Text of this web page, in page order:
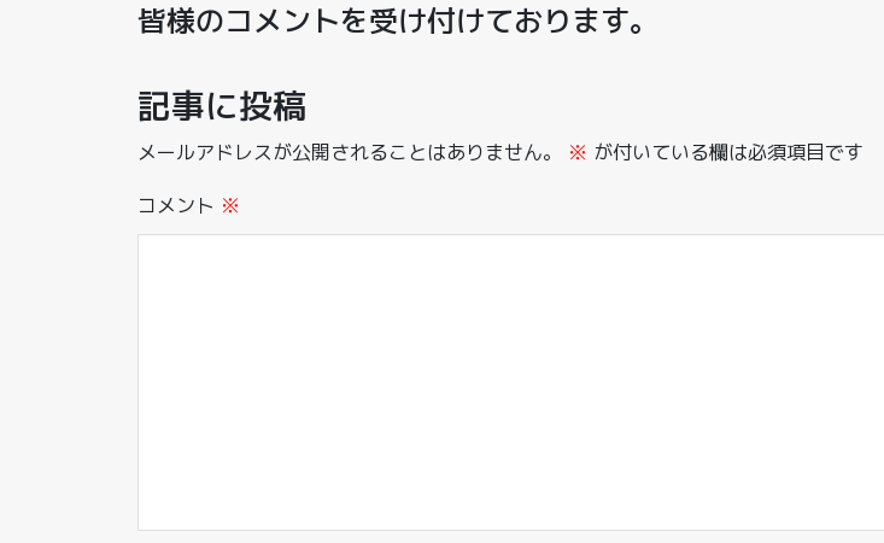
皆様のコメントを受け付けております。
記事に投稿
メールアドレスが公開されることはありません。 ※ が付いている欄は必須項目です
コメント ※